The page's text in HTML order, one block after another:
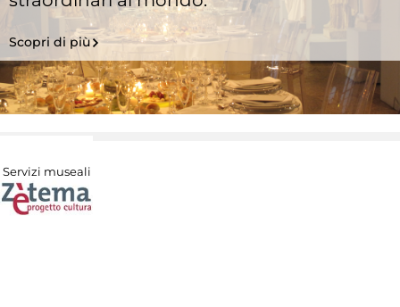
Scopri di più
Servizi museali